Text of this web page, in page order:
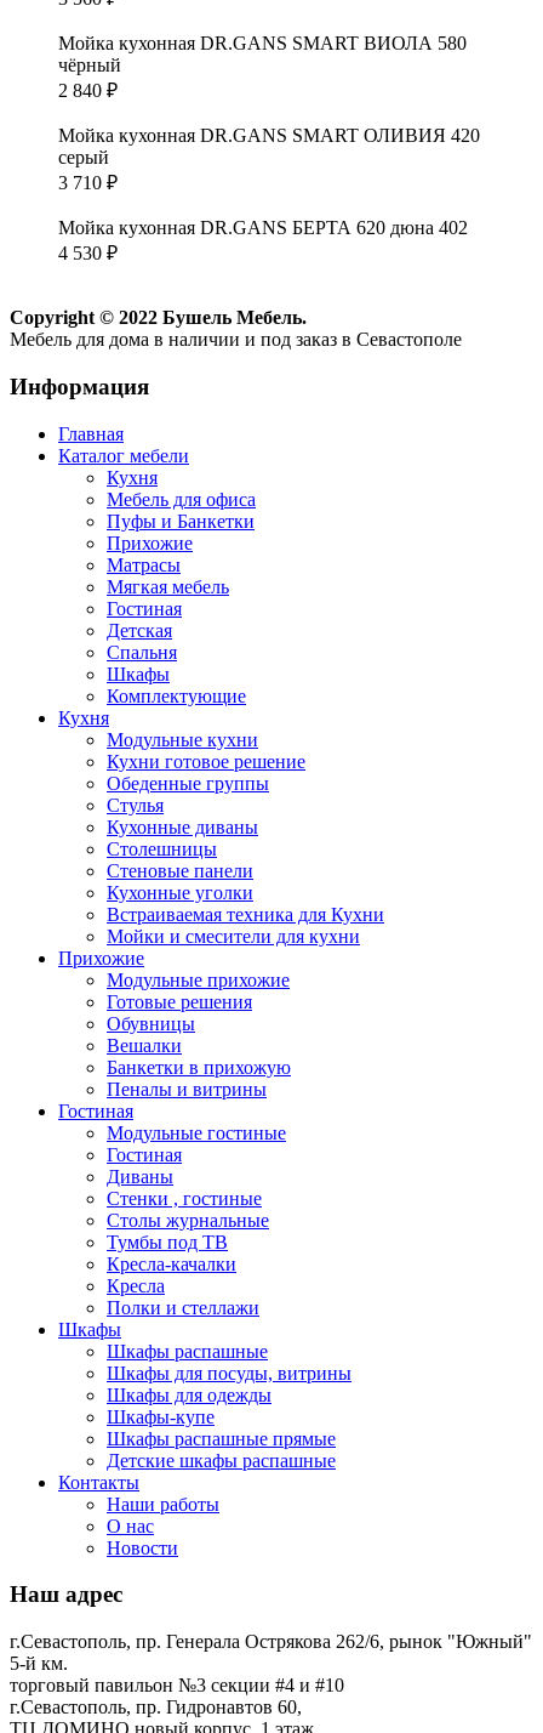
Мойка кухонная DR.GANS SMART ВИОЛА 580
чёрный
2 840 ₽
Мойка кухонная DR.GANS SMART ОЛИВИЯ 420
серый
3 710 ₽
Мойка кухонная DR.GANS БЕРТА 620 дюна 402
4 530 ₽
Copyright © 2022 Бушель Мебель.
Мебель для дома в наличии и под заказ в Севастополе
Информация
Главная
Каталог мебели
Кухня
Мебель для офиса
Пуфы и Банкетки
Прихожие
Матрасы
Мягкая мебель
Гостиная
Детская
Спальня
Шкафы
Комплектующие
Кухня
Модульные кухни
Кухни готовое решение
Обеденные группы
Стулья
Кухонные диваны
Столешницы
Стеновые панели
Кухонные уголки
Встраиваемая техника для Кухни
Мойки и смесители для кухни
Прихожие
Модульные прихожие
Готовые решения
Обувницы
Вешалки
Банкетки в прихожую
Пеналы и витрины
Гостиная
Модульные гостиные
Гостиная
Диваны
Стенки , гостиные
Столы журнальные
Тумбы под ТВ
Кресла-качалки
Кресла
Полки и стеллажи
Шкафы
Шкафы распашные
Шкафы для посуды, витрины
Шкафы для одежды
Шкафы-купе
Шкафы распашные прямые
Детские шкафы распашные
Контакты
Наши работы
О нас
Новости
Наш адрес
г.Севастополь, пр. Генерала Острякова 262/6, рынок "Южный"
5-й км.
торговый павильон №3 секции #4 и #10
г.Севастополь, пр. Гидронавтов 60,